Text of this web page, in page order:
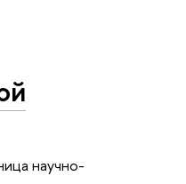
научно-